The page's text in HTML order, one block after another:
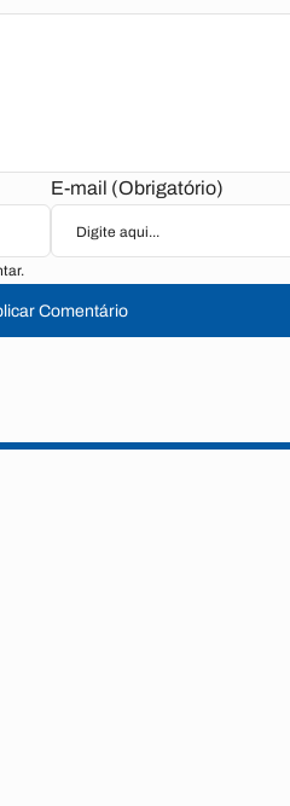
E-mail (Obrigatório)
Comentário